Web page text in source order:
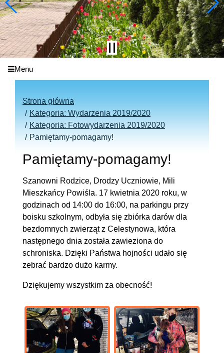
Menu
Strona główna
Kategoria: Wydarzenia 2019/2020
Kategoria: Fotowydarzenia 2019/2020
Pamiętamy-pomagamy!
Pamiętamy-pomagamy!
Szanowni Rodzice, Drodzy Uczniowie, Mili
Mieszkańcy Powiśla. 17 kwietnia 2020 roku, w
godzinach od 14:00 do 16:00, na parkingu przy
boisku szkolnym, odbyła się zbiórka darów dla
bezdomnych zwierząt z Celestynowa, która
następnego dnia została zawieziona do
schroniska. Dzięki Państwa hojności udało się
zebrać bardzo dużo karmy.
Dziękujemy wszystkim za obecność!